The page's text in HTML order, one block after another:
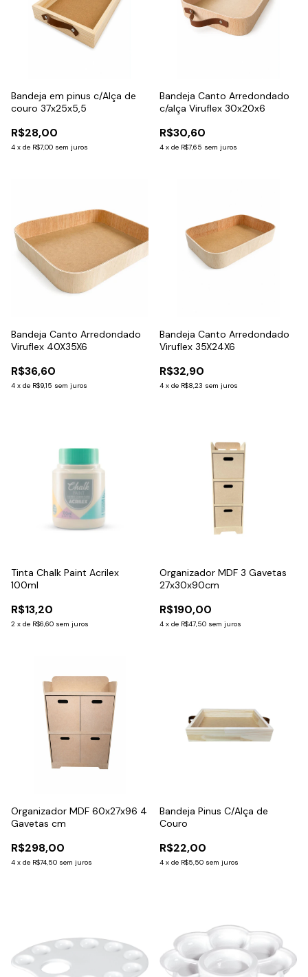
Bandeja em pinus c/Alça de
couro 37x25x5,5
R$28,00
4 x de R$7,00 sem juros
Bandeja Canto Arredondado
c/alça Viruflex 30x20x6
R$30,60
4 x de R$7,65 sem juros
Bandeja Canto Arredondado
Viruflex 40X35X6
R$36,60
4 x de R$9,15 sem juros
Bandeja Canto Arredondado
Viruflex 35X24X6
R$32,90
4 x de R$8,23 sem juros
Tinta Chalk Paint Acrilex
100ml
R$13,20
2 x de R$6,60 sem juros
Organizador MDF 3 Gavetas
27x30x90cm
R$190,00
4 x de R$47,50 sem juros
Organizador MDF 60x27x96 4
Gavetas cm
R$298,00
4 x de R$74,50 sem juros
Bandeja Pinus C/Alça de
Couro
R$22,00
4 x de R$5,50 sem juros